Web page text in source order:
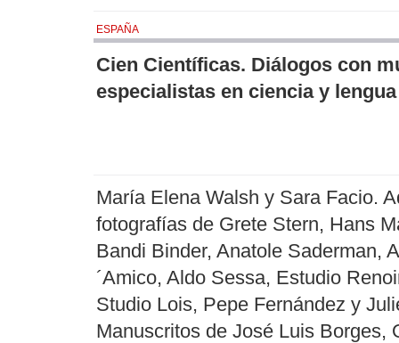
ESPAÑA
Cien Científicas. Diálogos con
especialistas en ciencia y lengua
María Elena Walsh y Sara Facio.
fotografías de Grete Stern, Hans
Bandi Binder, Anatole Saderman,
´Amico, Aldo Sessa, Estudio
Studio Lois, Pepe Fernández y
Manuscritos de José Luis Borges,